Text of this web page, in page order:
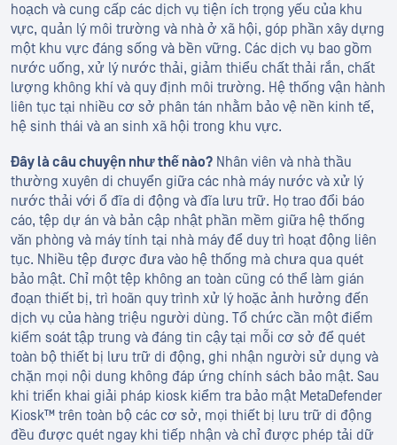
hoạch và cung cấp các dịch vụ tiện ích trọng yếu của khu
vực, quản lý môi trường và nhà ở xã hội, góp phần xây dựng
một khu vực đáng sống và bền vững. Các dịch vụ bao gồm
nước uống, xử lý nước thải, giảm thiểu chất thải rắn, chất
lượng không khí và quy định môi trường. Hệ thống vận hành
liên tục tại nhiều cơ sở phân tán nhằm bảo vệ nền kinh tế,
hệ sinh thái và an sinh xã hội trong khu vực.
Đây là câu chuyện như thế nào? Nhân viên và nhà thầu
thường xuyên di chuyển giữa các nhà máy nước và xử lý
nước thải với ổ đĩa di động và đĩa lưu trữ. Họ trao đổi báo
cáo, tệp dự án và bản cập nhật phần mềm giữa hệ thống
văn phòng và máy tính tại nhà máy để duy trì hoạt động liên
tục. Nhiều tệp được đưa vào hệ thống mà chưa qua quét
bảo mật. Chỉ một tệp không an toàn cũng có thể làm gián
đoạn thiết bị, trì hoãn quy trình xử lý hoặc ảnh hưởng đến
dịch vụ của hàng triệu người dùng. Tổ chức cần một điểm
kiểm soát tập trung và đáng tin cậy tại mỗi cơ sở để quét
toàn bộ thiết bị lưu trữ di động, ghi nhận người sử dụng và
chặn mọi nội dung không đáp ứng chính sách bảo mật. Sau
khi triển khai giải pháp kiosk kiểm tra bảo mật MetaDefender
Kiosk™ trên toàn bộ các cơ sở, mọi thiết bị lưu trữ di động
đều được quét ngay khi tiếp nhận và chỉ được phép tải dữ